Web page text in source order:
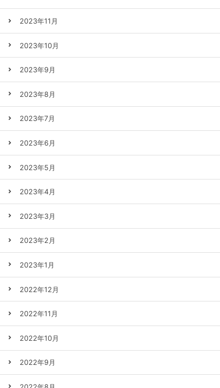
2023年11月
2023年10月
2023年9月
2023年8月
2023年7月
2023年6月
2023年5月
2023年4月
2023年3月
2023年2月
2023年1月
2022年12月
2022年11月
2022年10月
2022年9月